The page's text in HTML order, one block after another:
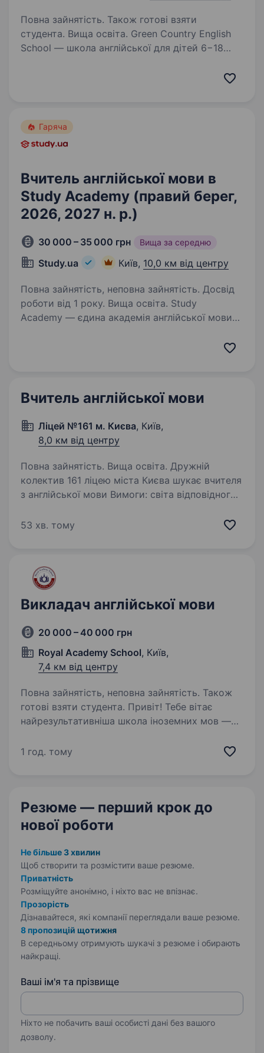
Повна зайнятість. Також готові взяти
студента. Вища освіта. Green Country English
School — школа англійської для дітей 6−18
Гаряча
Вчитель англійської мови в
Study Academy (правий берег,
2026, 2027 н. р.)
30 000 – 35 000 грн Вища за середню
Study.ua Київ, 10,0 км від центру
Повна зайнятість, неповна зайнятість. Досвід
роботи від 1 року. Вища освіта. Study
Academy — єдина академія англійської мови
Вчитель англійської мови
Ліцей №161 м. Києва, Київ,
8,0 км від центру
Повна зайнятість. Вища освіта. Дружній
колектив 161 ліцею міста Києва шукає вчителя
з англійської мови Вимоги: світа відповідного
англійською мовою на рівні, достатньому для
53 хв. тому
Викладач англійської мови
20 000 – 40 000 грн
Royal Academy School, Київ,
7,4 км від центру
Повна зайнятість, неповна зайнятість. Також
готові взяти студента. Привіт! Тебе вітає
найрезультативніша школа іноземних мов —
якісне та комфортне навчання для студента і
1 год. тому
Резюме — перший крок до
нової роботи
Не більше 3 хвилин
Щоб створити та розмістити ваше резюме.
Приватність
Розміщуйте анонімно, і ніхто вас не впізнає.
Прозорість
Дізнавайтеся, які компанії переглядали ваше резюме.
8 пропозицій щотижня
В середньому отримують шукачі з резюме і обирають
найкращі.
Ваші ім'я та прізвище
Ніхто не побачить ваші особисті дані без вашого
дозволу.